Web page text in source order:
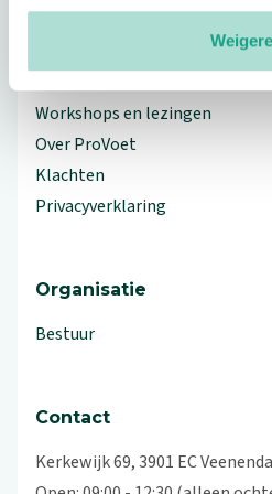
Workshops en lezingen
Over ProVoet
Klachten
Privacyverklaring
Organisatie
Bestuur
Contact
Kerkewijk 69, 3901 EC